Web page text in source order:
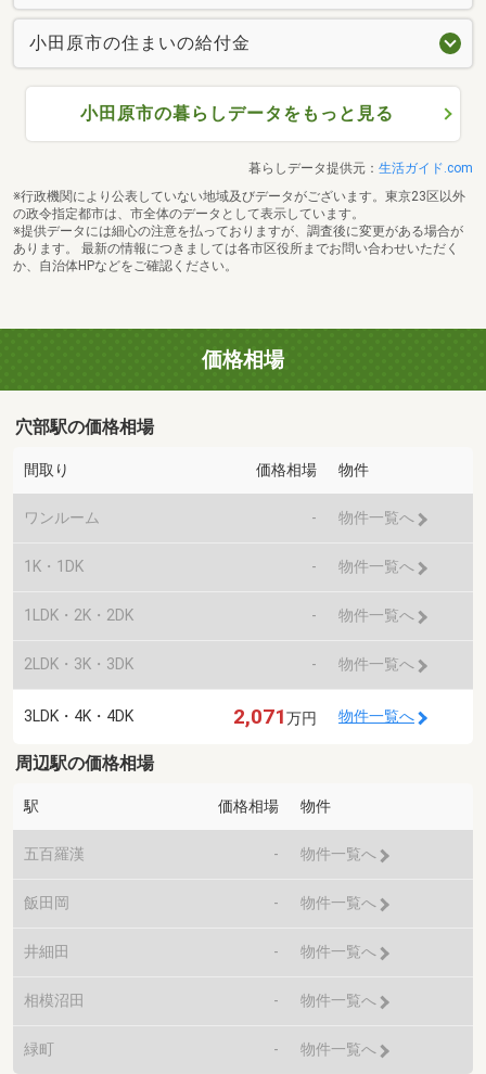
小田原市の住まいの給付金
小田原市の暮らしデータをもっと見る
暮らしデータ提供元： 生活ガイド.com
※行政機関により公表していない地域及びデータがございます。東京23区以外
の政令指定都市は、市全体のデータとして表示しています。
※提供データには細心の注意を払っておりますが、調査後に変更がある場合が
あります。 最新の情報につきましては各市区役所までお問い合わせいただく
か、自治体HPなどをご確認ください。
価格相場
穴部駅の価格相場
間取り 価格相場 物件
ワンルーム - 物件一覧へ
1K・1DK - 物件一覧へ
1LDK・2K・2DK - 物件一覧へ
2LDK・3K・3DK - 物件一覧へ
3LDK・4K・4DK 2,071万円 物件一覧へ
周辺駅の価格相場
駅 価格相場 物件
五百羅漢 - 物件一覧へ
飯田岡 - 物件一覧へ
井細田 - 物件一覧へ
相模沼田 - 物件一覧へ
緑町 - 物件一覧へ